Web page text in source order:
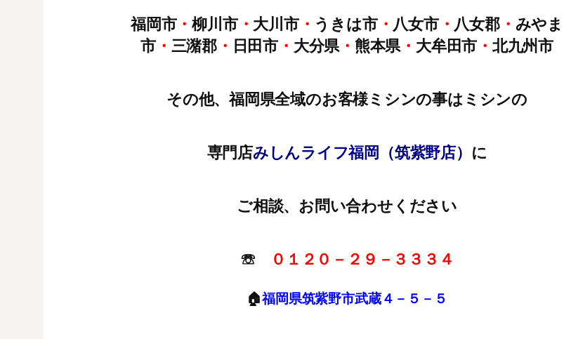
福岡市・柳川市・ 大川市・ うきは市・ 八女市・ 八女郡・ みやま
市・ 三潴郡・ 日田市 ・ 大分県・ 熊本県・ 大牟田市 ・ 北九州市
その他、福岡県全域のお客様ミシンの事はミシンの
専門店みしんライフ福岡（筑紫野店） に
ご相談、お問い合わせください
☏ ０１２０－２９－３３３４
🏠福岡県筑紫野市武蔵４－５－５